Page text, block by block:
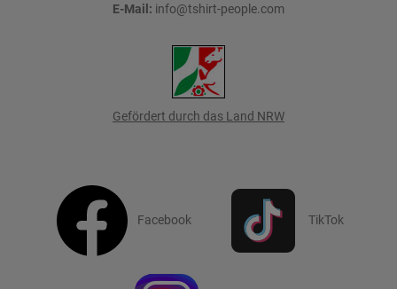
E-Mail: info@tshirt-people.com
Gefördert durch das Land NRW
Facebook TikTok